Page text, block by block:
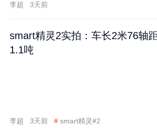
李超 3天前
smart精灵2实拍：车长2米76轴
1.1吨
李超 3天前 # smart精灵#2